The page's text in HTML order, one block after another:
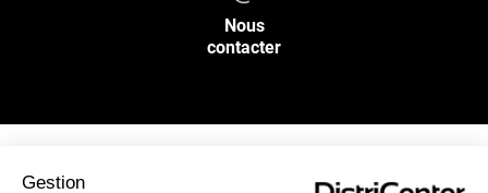
Gestion
Nous
contacter